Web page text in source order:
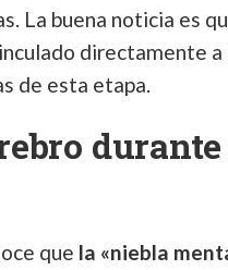
La buena noticia es
directamente a
de esta etapa.
que la «niebla